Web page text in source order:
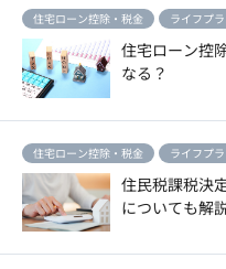
住宅ローン控除・税金 ライフプ
住宅ローン控
なる？
住宅ローン控除・税金 ライフプ
住民税課税決
についても解